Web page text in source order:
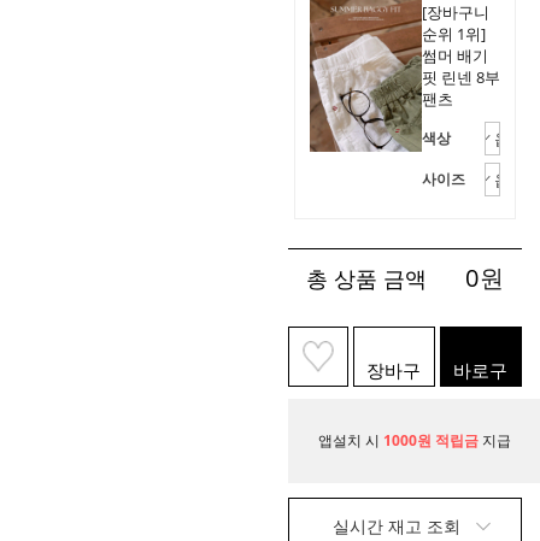
[장바구니
순위 1위]
썸머 배기
핏 린넨 8부
팬츠
색상
사이즈
총 상품 금액 0원
장바구
니
바로구
매
앱설치 시 1000원 적립금 지급
실시간 재고 조회